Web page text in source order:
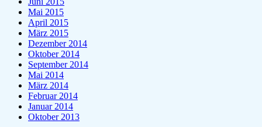
Mai 2015
April 2015
März 2015
Dezember 2014
Oktober 2014
September 2014
Mai 2014
März 2014
Februar 2014
Januar 2014
Oktober 2013